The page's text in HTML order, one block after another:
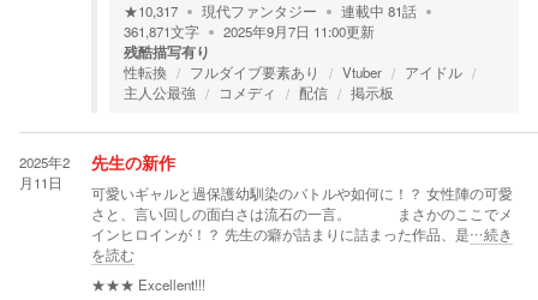
★10,317 現代ファンタジー 連載中 81話
361,871文字 2025年9月7日 11:00更新
残酷描写有り
性転換 フルダイブ要素あり Vtuber
アイドル
主人公最強
コメディ 配信 掲示板
2025年2
月11日
先生の新作
可愛いギャルと過保護幼馴染のバトルや如何に！？ 女性陣の可愛
さと、言い回しの面白さは流石の一言。 まさかのここでメ
インヒロインが！？ 先生の癖が詰まりに詰まった作品、是…続き
を読む
★★★ Excellent!!!